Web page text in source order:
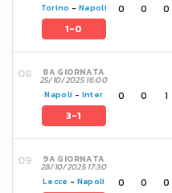
Torino - Napoli
1-0
0 0 0
8A GIORNATA
25/10/2025 16:00
Napoli - Inter
3-1
0 0 1
9A GIORNATA
28/10/2025 17:30
Lecce - Napoli 0 0 0